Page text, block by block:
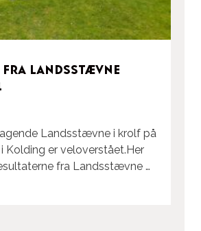
fra Landsstævne
Landsstævne i krolf på
Kolding er veloverstået.Her
fra Landsstævne …